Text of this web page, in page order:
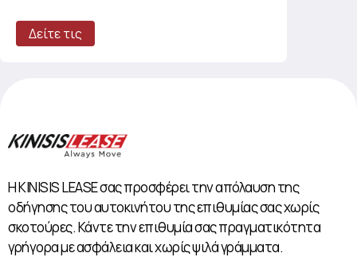
Δείτε τις
Η KINISIS LEASE σας προσφέρει την απόλαυση της
οδήγησης του αυτοκινήτου της επιθυμίας σας χωρίς
σκοτούρες. Κάντε την επιθυμία σας πραγματικότητα
γρήγορα με ασφάλεια και χωρίς ψιλά γράμματα.